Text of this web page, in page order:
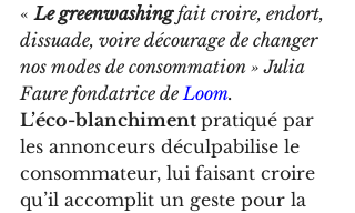
« Le greenwashing fait croire, endort,
dissuade, voire décourage de changer
nos modes de consommation » Julia
Faure fondatrice de Loom.
L’éco-blanchiment pratiqué par
les annonceurs déculpabilise le
consommateur, lui faisant croire
qu’il accomplit un geste pour la